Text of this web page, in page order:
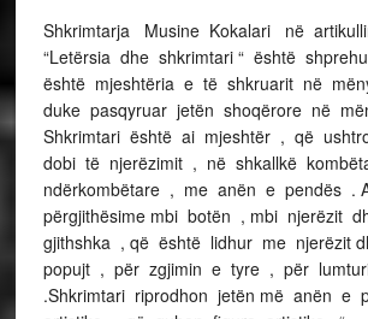
Shkrimtarja Musine Kokalari në
“Letërsia dhe shkrimtari “ është
është mjeshtëria e të shkruarit në
duke pasqyruar jetën shoqërore në
Shkrimtari është ai mjeshtër , që
dobi të njerëzimit , në shkallkë
ndërkombëtare , me anën e pendës .
përgjithësime mbi botën , mbi njerëzit
gjithshka , që është lidhur me njerëzit
popujt , për zgjimin e tyre , për
.Shkrimtari riprodhon jetën më anën e